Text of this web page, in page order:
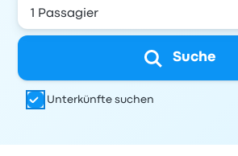
Suche
Unterkünfte suchen